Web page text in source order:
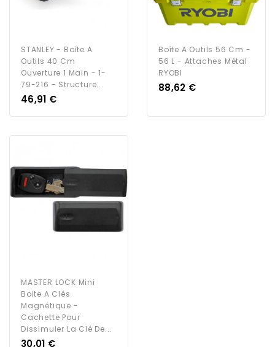
STANLEY - Boîte A
Outils 40 Cm
Ouverture 1 Main - 1-
79-216 - Structure...
Prix
46,91 €
Boîte A Outils 56 Cm -
56 L - Attaches Métal
RYOBI
Prix
88,62 €
MASTER LOCK Mini
Boite A Clés
Magnétique -
Cachette Pour
Dissimuler La Clé De...
Prix
30,01 €